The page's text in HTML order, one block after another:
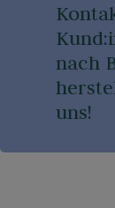
nach
uns!